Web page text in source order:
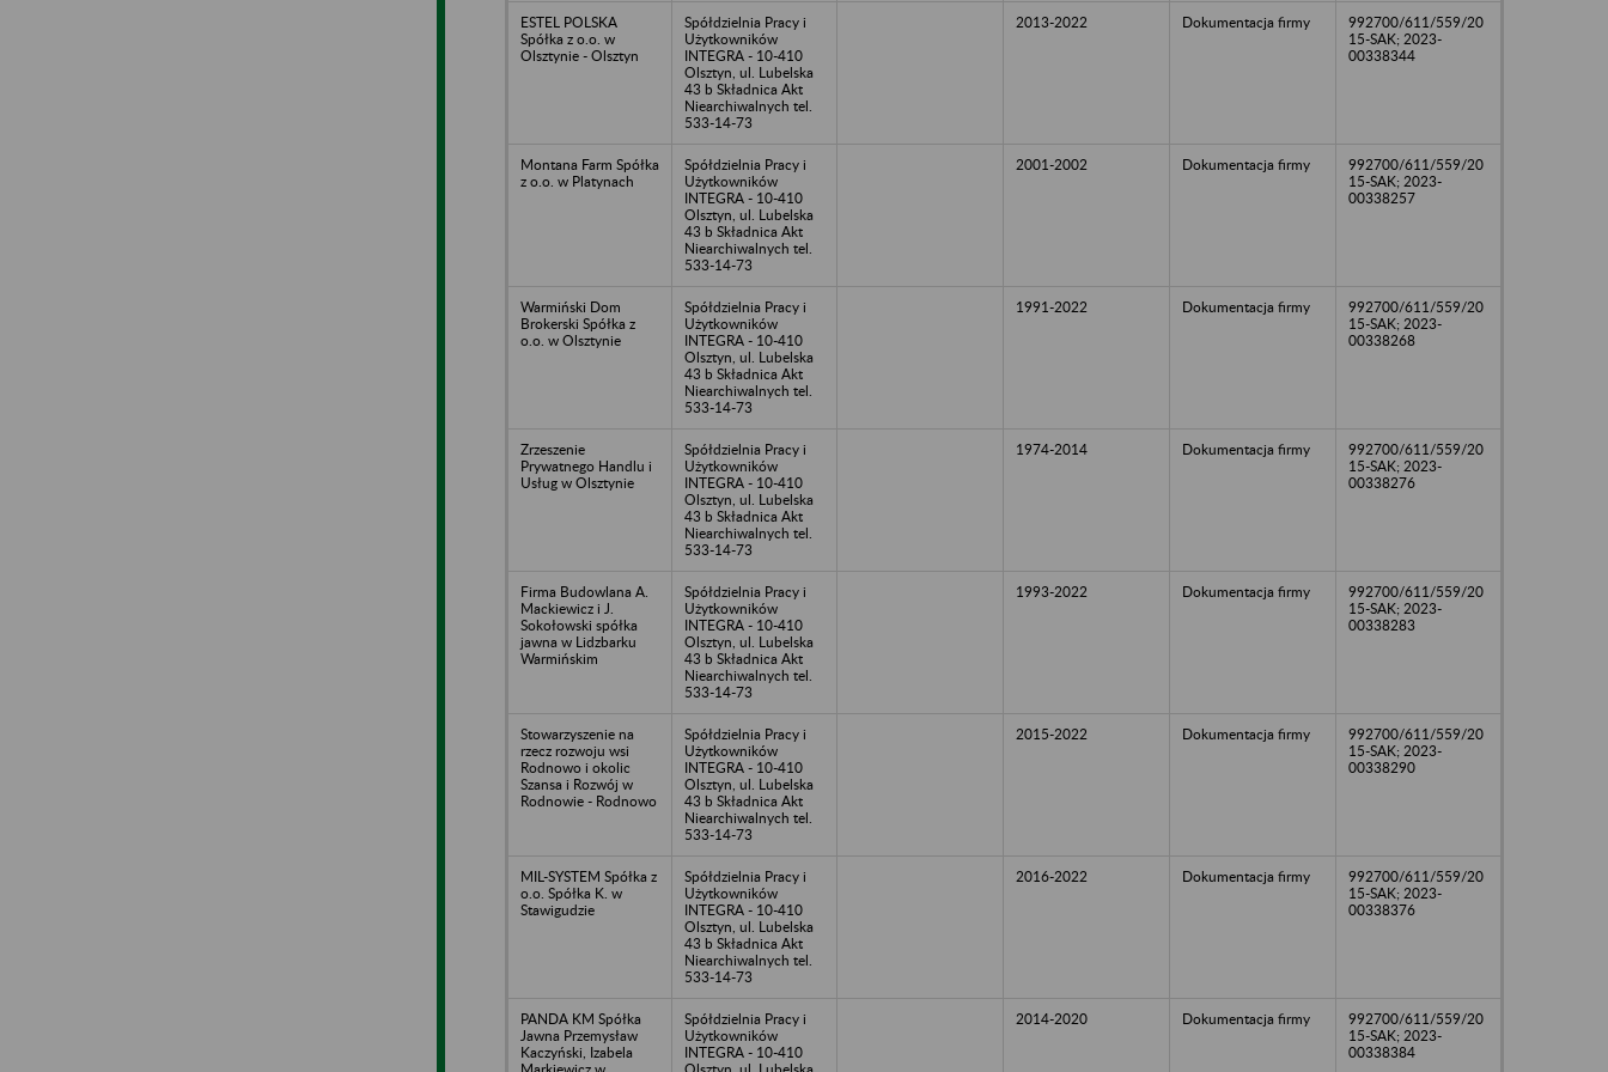
ESTEL POLSKA
Spółka z o.o. w
Olsztynie - Olsztyn
Spółdzielnia Pracy i
Użytkowników
INTEGRA - 10-410
Olsztyn, ul. Lubelska
43 b Składnica Akt
Niearchiwalnych tel.
533-14-73
2013-2022 Dokumentacja firmy
992700/611/559/20
15-SAK; 2023-
00338344
Montana Farm Spółka
z o.o. w Platynach
Spółdzielnia Pracy i
Użytkowników
INTEGRA - 10-410
Olsztyn, ul. Lubelska
43 b Składnica Akt
Niearchiwalnych tel.
533-14-73
2001-2002 Dokumentacja firmy
992700/611/559/20
15-SAK; 2023-
00338257
Warmiński Dom
Brokerski Spółka z
o.o. w Olsztynie
Spółdzielnia Pracy i
Użytkowników
INTEGRA - 10-410
Olsztyn, ul. Lubelska
43 b Składnica Akt
Niearchiwalnych tel.
533-14-73
1991-2022 Dokumentacja firmy
992700/611/559/20
15-SAK; 2023-
00338268
Zrzeszenie
Prywatnego Handlu i
Usług w Olsztynie
Spółdzielnia Pracy i
Użytkowników
INTEGRA - 10-410
Olsztyn, ul. Lubelska
43 b Składnica Akt
Niearchiwalnych tel.
533-14-73
1974-2014 Dokumentacja firmy
992700/611/559/20
15-SAK; 2023-
00338276
Firma Budowlana A.
Mackiewicz i J.
Sokołowski spółka
jawna w Lidzbarku
Warmińskim
Spółdzielnia Pracy i
Użytkowników
INTEGRA - 10-410
Olsztyn, ul. Lubelska
43 b Składnica Akt
Niearchiwalnych tel.
533-14-73
1993-2022 Dokumentacja firmy
992700/611/559/20
15-SAK; 2023-
00338283
Stowarzyszenie na
rzecz rozwoju wsi
Rodnowo i okolic
Szansa i Rozwój w
Rodnowie - Rodnowo
Spółdzielnia Pracy i
Użytkowników
INTEGRA - 10-410
Olsztyn, ul. Lubelska
43 b Składnica Akt
Niearchiwalnych tel.
533-14-73
2015-2022 Dokumentacja firmy
992700/611/559/20
15-SAK; 2023-
00338290
MIL-SYSTEM Spółka z
o.o. Spółka K. w
Stawigudzie
Spółdzielnia Pracy i
Użytkowników
INTEGRA - 10-410
Olsztyn, ul. Lubelska
43 b Składnica Akt
Niearchiwalnych tel.
533-14-73
2016-2022 Dokumentacja firmy
992700/611/559/20
15-SAK; 2023-
00338376
PANDA KM Spółka
Jawna Przemysław
Kaczyński, Izabela
Spółdzielnia Pracy i
Użytkowników
INTEGRA - 10-410
2014-2020 Dokumentacja firmy
992700/611/559/20
15-SAK; 2023-
00338384